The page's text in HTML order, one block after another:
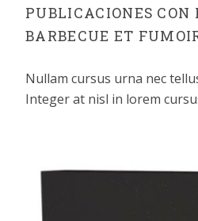
PUBLICACIONES
BARBECUE ET
Nullam cursus urna nec
Integer at nisl in lorem